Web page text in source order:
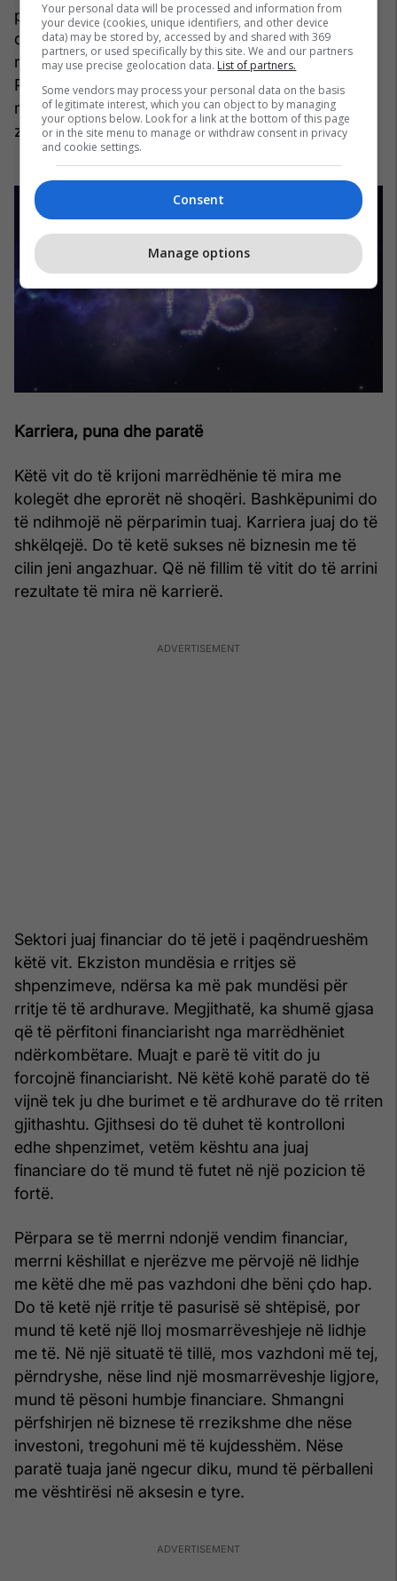
provim. Nëse dëshironi të studioni jashtë shtetit,
do t'ia dilni mbanë, por përpara se të
regjistroheni, hulumtoni mirë institucionin.
Përqendrimi juaj do të jetë i fokusuar në të
mësuarit. Këtë vit përveç studimeve do të
zhvilloni edhe talentet tuaja.
Karriera, puna dhe paratë
Këtë vit do të krijoni marrëdhënie të mira me
kolegët dhe eprorët në shoqëri. Bashkëpunimi do
të ndihmojë në përparimin tuaj. Karriera juaj do të
shkëlqejë. Do të ketë sukses në biznesin me të
cilin jeni angazhuar. Që në fillim të vitit do të arrini
rezultate të mira në karrierë.
Sektori juaj financiar do të jetë i paqëndrueshëm
këtë vit. Ekziston mundësia e rritjes së
shpenzimeve, ndërsa ka më pak mundësi për
rritje të të ardhurave. Megjithatë, ka shumë gjasa
që të përfitoni financiarisht nga marrëdhëniet
ndërkombëtare. Muajt e parë të vitit do ju
forcojnë financiarisht. Në këtë kohë paratë do të
vijnë tek ju dhe burimet e të ardhurave do të rriten
gjithashtu. Gjithsesi do të duhet të kontrolloni
edhe shpenzimet, vetëm kështu ana juaj
financiare do të mund të futet në një pozicion të
fortë.
Përpara se të merrni ndonjë vendim financiar,
merrni këshillat e njerëzve me përvojë në lidhje
me këtë dhe më pas vazhdoni dhe bëni çdo hap.
Do të ketë një rritje të pasurisë së shtëpisë, por
mund të ketë një lloj mosmarrëveshjeje në lidhje
me të. Në një situatë të tillë, mos vazhdoni më tej,
përndryshe, nëse lind një mosmarrëveshje ligjore,
mund të pësoni humbje financiare. Shmangni
përfshirjen në biznese të rrezikshme dhe nëse
investoni, tregohuni më të kujdesshëm. Nëse
paratë tuaja janë ngecur diku, mund të përballeni
me vështirësi në aksesin e tyre.
Your personal data will be processed and information from
your device (cookies, unique identifiers, and other device
data) may be stored by, accessed by and shared with 369
partners, or used specifically by this site. We and our partners
may use precise geolocation data. List of partners.
Some vendors may process your personal data on the basis
of legitimate interest, which you can object to by managing
your options below. Look for a link at the bottom of this page
or in the site menu to manage or withdraw consent in privacy
and cookie settings.
Consent
Manage options